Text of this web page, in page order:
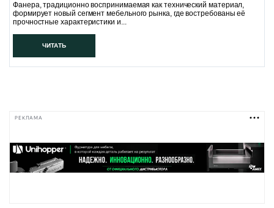
Фанера, традиционно воспринимаемая как технический материал,
формирует новый сегмент мебельного рынка, где востребованы её
прочностные характеристики и...
ЧИТАТЬ
РЕКЛАМА